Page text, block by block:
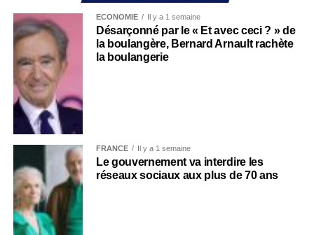
ECONOMIE Il y a 1 semaine
Désarçonné par le « Et avec ceci ? » de
la boulangère, Bernard Arnault rachète
la boulangerie
FRANCE Il y a 1 semaine
Le gouvernement va interdire les
réseaux sociaux aux plus de 70 ans